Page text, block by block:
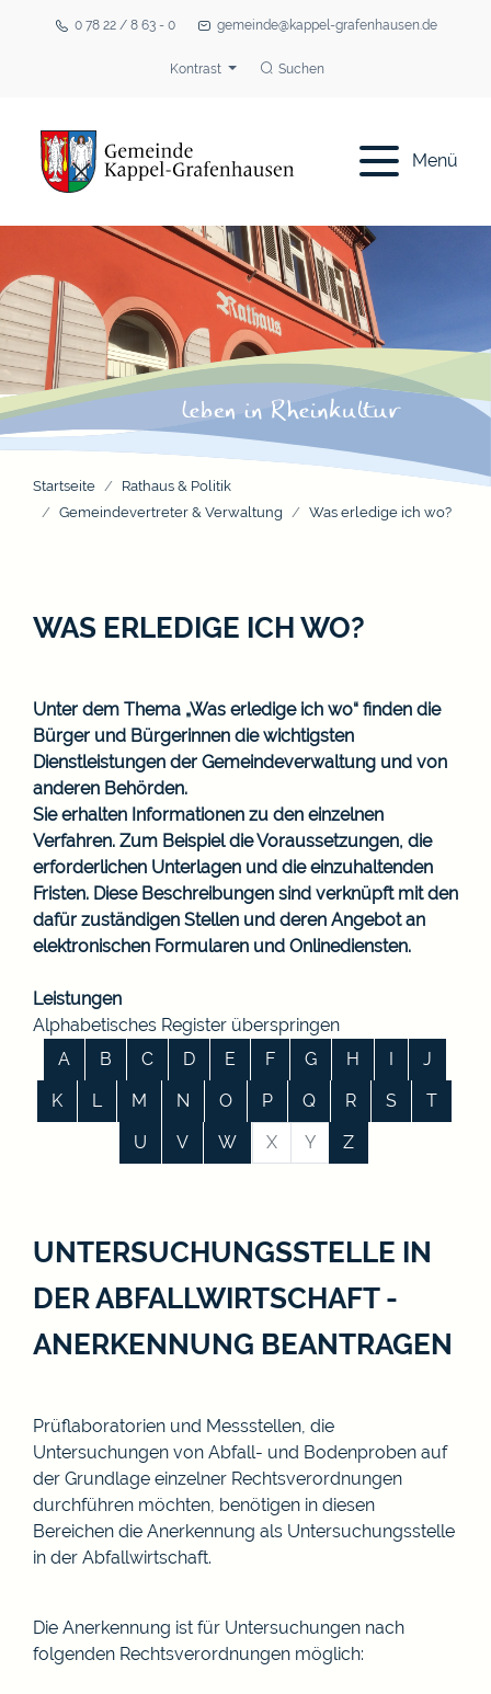
0 78 22 / 8 63 - 0 gemeinde@kappel-grafenhausen.de
Kontrast Suchen
Menü
Startseite
Rathaus & Politik
Gemeindevertreter & Verwaltung
Was erledige ich wo?
WAS ERLEDIGE ICH WO?
Unter dem Thema „Was erledige ich wo“ finden die
Bürger und Bürgerinnen die wichtigsten
Dienstleistungen der Gemeindeverwaltung und von
anderen Behörden.
Sie erhalten Informationen zu den einzelnen
Verfahren. Zum Beispiel die Voraussetzungen, die
erforderlichen Unterlagen und die einzuhaltenden
Fristen. Diese Beschreibungen sind verknüpft mit den
dafür zuständigen Stellen und deren Angebot an
elektronischen Formularen und Onlinediensten.
Leistungen
Alphabetisches Register überspringen
A
B C D E F G H I
J
K
L M N O P Q R S
T
U
V W X Y Z
UNTERSUCHUNGSSTELLE IN
DER ABFALLWIRTSCHAFT -
ANERKENNUNG BEANTRAGEN
Prüflaboratorien und Messstellen, die
Untersuchungen von Abfall- und Bodenproben auf
der Grundlage einzelner Rechtsverordnungen
durchführen möchten, benötigen in diesen
Bereichen die Anerkennung als Untersuchungsstelle
in der Abfallwirtschaft.
Die Anerkennung ist für Untersuchungen nach
folgenden Rechtsverordnungen möglich: